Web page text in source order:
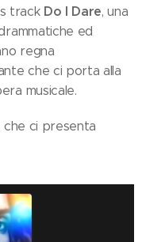
trackDo I Dare, una
ed
regna
che ci porta alla
musicale.
che ci presenta